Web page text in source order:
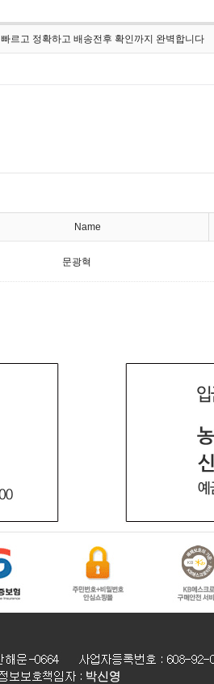
빠르고 정확하고 배송전후 확인까지 완벽합니다
Name
문광혁